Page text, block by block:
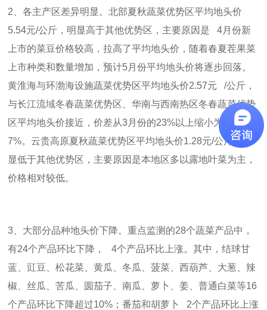
2 、各主产区差异明显。北部夏秋蔬菜优势区平均地头价
5.54元/公斤，明显高于其他优势区，主要原因是 4月份新
上市的菜豆价格较高，拉高了平均地头价，随着春夏茬果菜
上市种类和数量增加，预计5月份平均地头价将逐步回落。
黄淮海与环渤海设施蔬菜优势区平均地头价2.57元 /公斤，
与长江流域冬春蔬菜优势区、华南与西南热区冬春蔬菜优势
区平均地头价接近，价差从3月份的23%以上缩小为
6-
7%。云贵高原夏秋蔬菜优势区平均地头价1.28元/公斤，明
显低于其他优势区，主要原因是本地区多以露地叶菜为主，
价格相对较低。
3 、大部分品种地头价下降。重点监测的28个蔬菜产品中，
有24个产品环比下降， 4个产品环比上涨。其中，结球甘
蓝、豇豆、松花菜、黄瓜、冬瓜、菠菜、西葫芦、大葱、辣
椒、丝瓜、苦瓜、圆茄子、南瓜、萝卜、姜、普通白菜等16
个产品环比下降超过10% ；番茄和胡萝卜 2个产品环比上涨